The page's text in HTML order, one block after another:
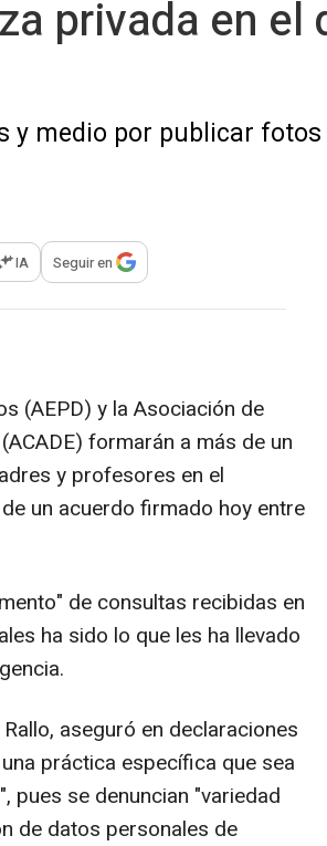
privada en el
y medio por publicar
para compartir
IA Seguir en
(AEPD) y la Asociación de
formarán a más de un
y profesores en el
un acuerdo firmado hoy entre
de consultas recibidas en
ha sido lo que les ha llevado
aseguró en declaraciones
práctica específica que sea
pues se denuncian "variedad
de datos personales de